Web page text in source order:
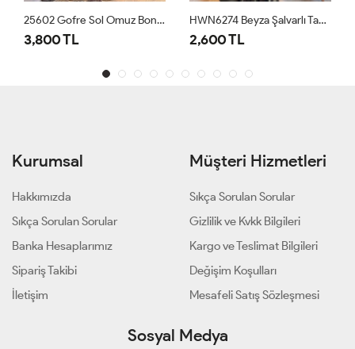
25602 Gofre Sol Omuz Boncuk İşli 3lü Takım Siyah
TL
HWN6274 Beyza Şalvarlı Takım Haki
2,600 TL
3001
Kurumsal
Hakkımızda
Sıkça Sorulan Sorular
Banka Hesaplarımız
Sipariş Takibi
İletişim
Müşteri Hizmetleri
Sıkça Sorulan Sorular
Gizlilik ve Kvkk Bilgileri
Kargo ve Teslimat Bilgileri
Değişim Koşulları
Mesafeli Satış Sözleşmesi
Sosyal Medya